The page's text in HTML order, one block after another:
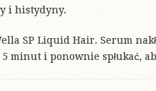
i histydyny.
SP Liquid Hair. Serum
minut i ponownie spłukać,